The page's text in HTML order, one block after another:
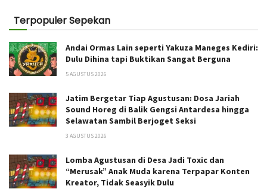
Terpopuler Sepekan
Andai Ormas Lain seperti Yakuza Maneges Kediri:
Dulu Dihina tapi Buktikan Sangat Berguna
5 AGUSTUS 2026
Jatim Bergetar Tiap Agustusan: Dosa Jariah
Sound Horeg di Balik Gengsi Antardesa hingga
Selawatan Sambil Berjoget Seksi
3 AGUSTUS 2026
Lomba Agustusan di Desa Jadi Toxic dan
“Merusak” Anak Muda karena Terpapar Konten
Kreator, Tidak Seasyik Dulu